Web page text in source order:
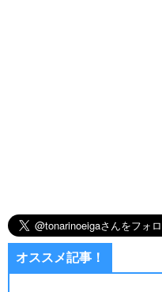
オススメ記事！